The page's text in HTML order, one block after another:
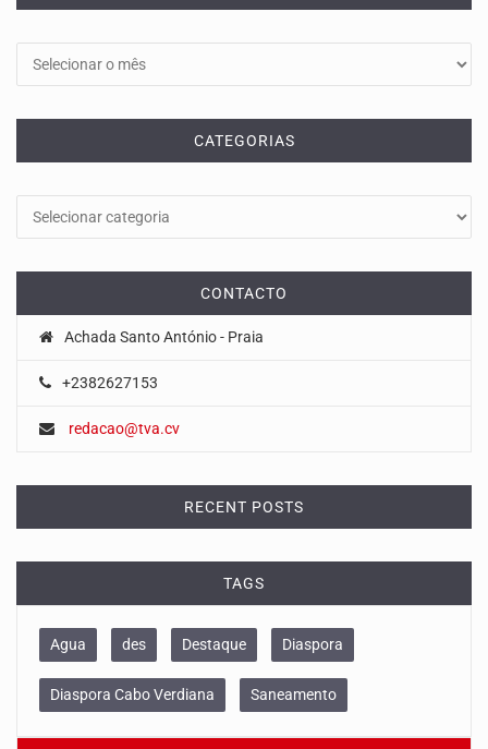
CATEGORIAS
CONTACTO
Achada Santo António - Praia
+2382627153
redacao@tva.cv
RECENT POSTS
TAGS
Agua des Destaque Diaspora
Diaspora Cabo Verdiana Saneamento